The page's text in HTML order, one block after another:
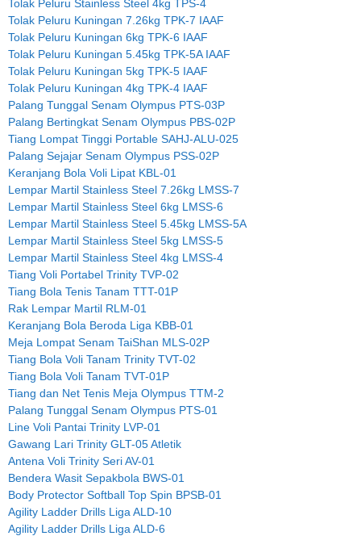
Tolak Peluru Stainless Steel 4kg TPS-4
Tolak Peluru Kuningan 7.26kg TPK-7 IAAF
Tolak Peluru Kuningan 6kg TPK-6 IAAF
Tolak Peluru Kuningan 5.45kg TPK-5A IAAF
Tolak Peluru Kuningan 5kg TPK-5 IAAF
Tolak Peluru Kuningan 4kg TPK-4 IAAF
Palang Tunggal Senam Olympus PTS-03P
Palang Bertingkat Senam Olympus PBS-02P
Tiang Lompat Tinggi Portable SAHJ-ALU-025
Palang Sejajar Senam Olympus PSS-02P
Keranjang Bola Voli Lipat KBL-01
Lempar Martil Stainless Steel 7.26kg LMSS-7
Lempar Martil Stainless Steel 6kg LMSS-6
Lempar Martil Stainless Steel 5.45kg LMSS-5A
Lempar Martil Stainless Steel 5kg LMSS-5
Lempar Martil Stainless Steel 4kg LMSS-4
Tiang Voli Portabel Trinity TVP-02
Tiang Bola Tenis Tanam TTT-01P
Rak Lempar Martil RLM-01
Keranjang Bola Beroda Liga KBB-01
Meja Lompat Senam TaiShan MLS-02P
Tiang Bola Voli Tanam Trinity TVT-02
Tiang Bola Voli Tanam TVT-01P
Tiang dan Net Tenis Meja Olympus TTM-2
Palang Tunggal Senam Olympus PTS-01
Line Voli Pantai Trinity LVP-01
Gawang Lari Trinity GLT-05 Atletik
Antena Voli Trinity Seri AV-01
Bendera Wasit Sepakbola BWS-01
Body Protector Softball Top Spin BPSB-01
Agility Ladder Drills Liga ALD-10
Agility Ladder Drills Liga ALD-6